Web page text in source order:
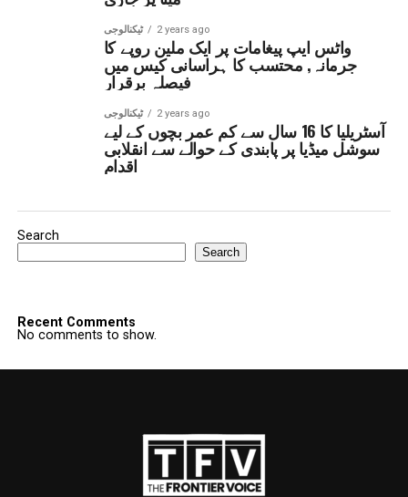
ٹیکنالوجی 2 years ago
واٹس ایپ پیغامات پر ایک ملین روپے کا
جرمانہ, محتسب کا ہراسانی کیس میں
فیصلہ برقرار
ٹیکنالوجی 2 years ago
آسٹریلیا کا 16 سال سے کم عمر بچوں کے لیے
سوشل میڈیا پر پابندی کے حوالے سے انقلابی
اقدام
Search
Search
Recent Comments
No comments to show.